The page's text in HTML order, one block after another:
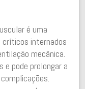
é uma
internados
mecânica.
pode prolongar a